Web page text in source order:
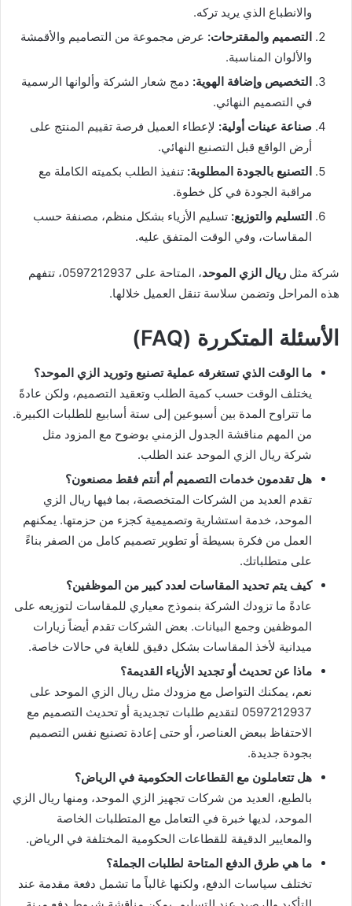
والانطباع الذي يريد تركه.
التصميم والمقترحات: عرض مجموعة من التصاميم والأقمشة
والألوان المناسبة.
التخصيص وإضافة الهوية: دمج شعار الشركة وألوانها الرسمية
في التصميم النهائي.
صناعة عينات أولية: لإعطاء العميل فرصة تقييم المنتج على
أرض الواقع قبل التصنيع النهائي.
التصنيع بالجودة المطلوبة: تنفيذ الطلب بكميته الكاملة مع
مراقبة الجودة في كل خطوة.
التسليم والتوزيع: تسليم الأزياء بشكل منظم، مصنفة حسب
المقاسات، وفي الوقت المتفق عليه.
شركة مثل ريال الزي الموحد
، المتاحة على 0597212937، تتفهم
هذه المراحل وتضمن سلاسة تنقل العميل خلالها.
الأسئلة المتكررة (FAQ)
ما الوقت الذي تستغرقه عملية تصنيع وتوريد الزي الموحد؟
يختلف الوقت حسب كمية الطلب وتعقيد التصميم، ولكن عادةً
ما تتراوح المدة بين أسبوعين إلى ستة أسابيع للطلبات الكبيرة.
من المهم مناقشة الجدول الزمني بوضوح مع المزود مثل
شركة ريال الزي الموحد عند الطلب.
هل تقدمون خدمات التصميم أم أنتم فقط مصنعون؟
تقدم العديد من الشركات المتخصصة، بما فيها ريال الزي
الموحد، خدمة استشارية وتصميمية كجزء من حزمتها. يمكنهم
العمل من فكرة بسيطة أو تطوير تصميم كامل من الصفر بناءً
على متطلباتك.
كيف يتم تحديد المقاسات لعدد كبير من الموظفين؟
عادةً ما تزودك الشركة بنموذج معياري للمقاسات لتوزيعه على
الموظفين وجمع البيانات. بعض الشركات تقدم أيضاً زيارات
ميدانية لأخذ المقاسات بشكل دقيق للغاية في حالات خاصة.
ماذا عن تحديث أو تجديد الأزياء القديمة؟
نعم، يمكنك التواصل مع مزودك مثل ريال الزي الموحد على
0597212937 لتقديم طلبات تجديدية أو تحديث التصميم مع
الاحتفاظ ببعض العناصر، أو حتى إعادة تصنيع نفس التصميم
بجودة جديدة.
هل تتعاملون مع القطاعات الحكومية في الرياض؟
بالطبع، العديد من شركات تجهيز الزي الموحد، ومنها ريال الزي
الموحد، لديها خبرة في التعامل مع المتطلبات الخاصة
والمعايير الدقيقة للقطاعات الحكومية المختلفة في الرياض.
ما هي طرق الدفع المتاحة لطلبات الجملة؟
تختلف سياسات الدفع، ولكنها غالباً ما تشمل دفعة مقدمة عند